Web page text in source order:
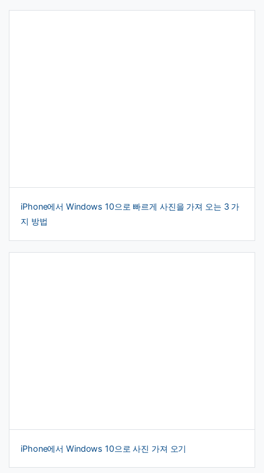
iPhone에서 Windows 10으로 빠르게 사진을 가져 오는 3 가
지 방법
iPhone에서 Windows 10으로 사진 가져 오기